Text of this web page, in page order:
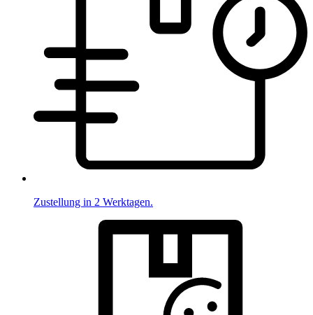
Zustellung in 2 Werktagen.